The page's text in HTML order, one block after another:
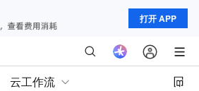
打开 APP
云工作流